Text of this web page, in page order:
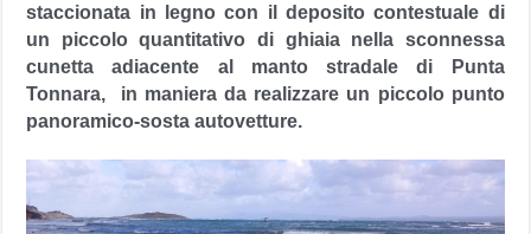
staccionata in legno con il deposito contestuale di
un piccolo quantitativo di ghiaia nella sconnessa
cunetta adiacente al manto stradale di Punta
Tonnara, in maniera da realizzare un piccolo punto
panoramico-sosta autovetture.